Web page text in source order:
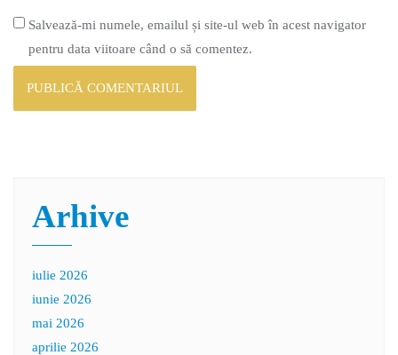
Salvează-mi numele, emailul și site-ul web în acest navigator
pentru data viitoare când o să comentez.
Arhive
iulie 2026
iunie 2026
mai 2026
aprilie 2026